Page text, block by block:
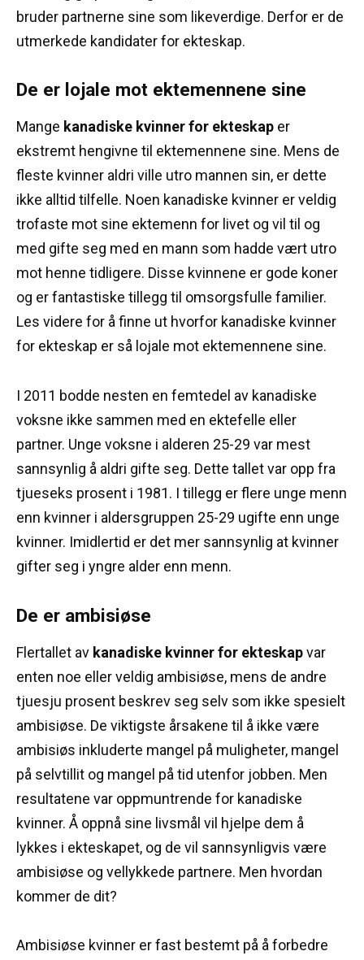
bruder partnerne sine som likeverdige. Derfor er de
utmerkede kandidater for ekteskap.
De er lojale mot ektemennene sine
Mange kanadiske kvinner for ekteskap er
ekstremt hengivne til ektemennene sine. Mens de
fleste kvinner aldri ville utro mannen sin, er dette
ikke alltid tilfelle. Noen kanadiske kvinner er veldig
trofaste mot sine ektemenn for livet og vil til og
med gifte seg med en mann som hadde vært utro
mot henne tidligere. Disse kvinnene er gode koner
og er fantastiske tillegg til omsorgsfulle familier.
Les videre for å finne ut hvorfor kanadiske kvinner
for ekteskap er så lojale mot ektemennene sine.
I 2011 bodde nesten en femtedel av kanadiske
voksne ikke sammen med en ektefelle eller
partner. Unge voksne i alderen 25-29 var mest
sannsynlig å aldri gifte seg. Dette tallet var opp fra
tjueseks prosent i 1981. I tillegg er flere unge menn
enn kvinner i aldersgruppen 25-29 ugifte enn unge
kvinner. Imidlertid er det mer sannsynlig at kvinner
gifter seg i yngre alder enn menn.
De er ambisiøse
Flertallet av kanadiske kvinner for ekteskapvar
enten noe eller veldig ambisiøse, mens de andre
tjuesju prosent beskrev seg selv som ikke spesielt
ambisiøse. De viktigste årsakene til å ikke være
ambisiøs inkluderte mangel på muligheter, mangel
på selvtillit og mangel på tid utenfor jobben. Men
resultatene var oppmuntrende for kanadiske
kvinner. Å oppnå sine livsmål vil hjelpe dem å
lykkes i ekteskapet, og de vil sannsynligvis være
ambisiøse og vellykkede partnere. Men hvordan
kommer de dit?
Ambisiøse kvinner er fast bestemt på å forbedre